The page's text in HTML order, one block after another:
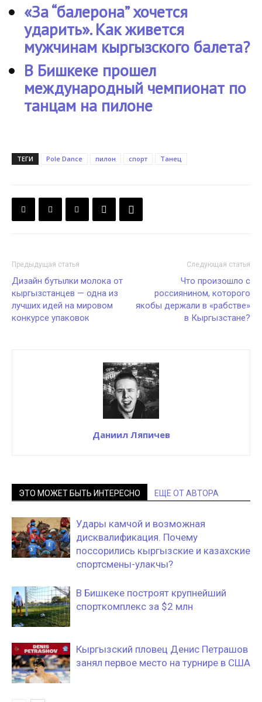
«За “балерона” хочется
ударить». Как живется
мужчинам кыргызского балета?
В Бишкеке прошел
международный чемпионат по
танцам на пилоне
ТЕГИ Pole Dance пилон спорт Танец
Предыдущая статья
Дизайн бутылки молока от
кыргызстанцев — одна из
лучших идей на мировом
конкурсе упаковок
Следующая статья
Что произошло с
россиянином, которого
якобы держали в «рабстве»
в Кыргызстане?
Даниил Ляпичев
ЭТО МОЖЕТ БЫТЬ ИНТЕРЕСНО ЕЩЕ ОТ АВТОРА
Удары камчой и возможная
дисквалификация. Почему
поссорились кыргызские и казахские
спортсмены-улакчы?
В Бишкеке построят крупнейший
спорткомплекс за $2 млн
Кыргызский пловец Денис Петрашов
занял первое место на турнире в США